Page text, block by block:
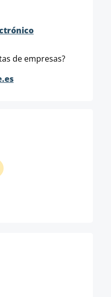
de empresas?